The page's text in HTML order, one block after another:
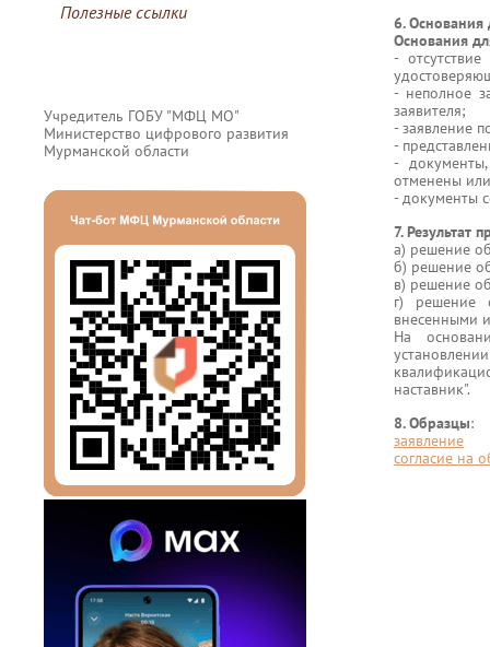
Полезные ссылки
Учредитель ГОБУ "МФЦ МО"
Министерство цифрового развития
Мурманской области
6.
Основания
-
- неполное
заявителя;
- заявление
-
-
отменены
- документы
7. Результат
а) решение
б) решение
в) решение
г) решение
внесенными
На
наставник".
8. Образцы:
заявление
согласие на